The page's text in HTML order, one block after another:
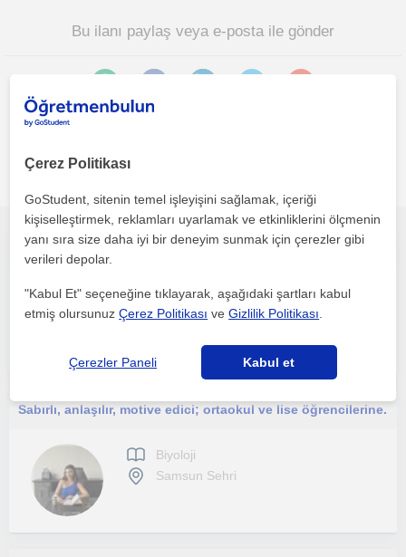
Bu ilanı paylaş veya e-posta ile gönder
Samsun sehri bölgesinde ilginizi çekebilecek diğer Biyoloji
Biyoloji
Samsun Sehri
Sabırlı, anlaşılır, motive edici; ortaokul ve lise öğrencilerine.
Biyoloji
Samsun Sehri
Çerez Politikası
GoStudent, sitenin temel işleyişini sağlamak, içeriği
kişiselleştirmek, reklamları uyarlamak ve etkinliklerini ölçmenin
yanı sıra size daha iyi bir deneyim sunmak için çerezler gibi
verileri depolar.
"Kabul Et" seçeneğine tıklayarak, aşağıdaki şartları kabul
etmiş olursunuzÇerez Politikası veGizlilik Politikası
Çerezler Paneli Kabul et